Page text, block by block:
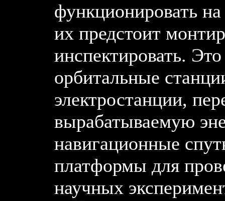
функционировать
их предстоит
инспектировать.
орбитальные
электростанции,
вырабатываемую
навигационные
платформы для
научных